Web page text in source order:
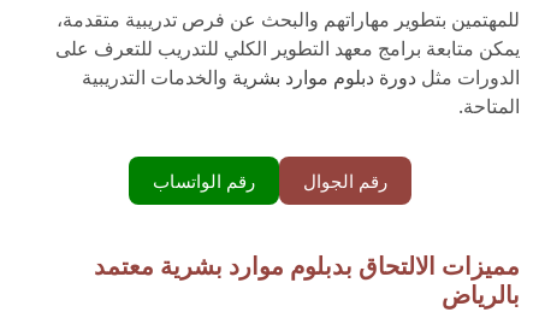
للمهتمين بتطوير مهاراتهم والبحث عن فرص تدريبية متقدمة،
يمكن متابعة برامج معهد التطوير الكلي للتدريب للتعرف على
الدورات مثل دورة دبلوم موارد بشرية والخدمات التدريبية
المتاحة.
رقم الجوال رقم الواتساب
مميزات الالتحاق بدبلوم موارد بشرية معتمد
بالرياض